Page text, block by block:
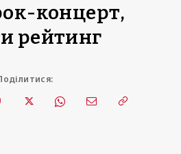
концерт,
рейтинг